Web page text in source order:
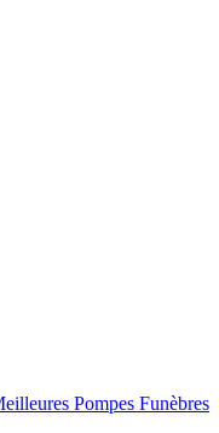
Pompes Funèbres